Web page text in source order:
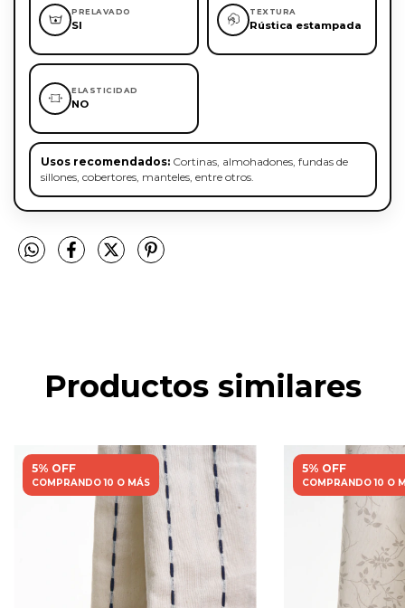
PRELAVADO
SI
TEXTURA
Rústica estampada
ELASTICIDAD
NO
Usos recomendados: Cortinas, almohadones, fundas de
sillones, cobertores, manteles, entre otros.
Productos similares
5% OFF
COMPRANDO 10 O MÁS
5% OFF
COMPRANDO 10 O